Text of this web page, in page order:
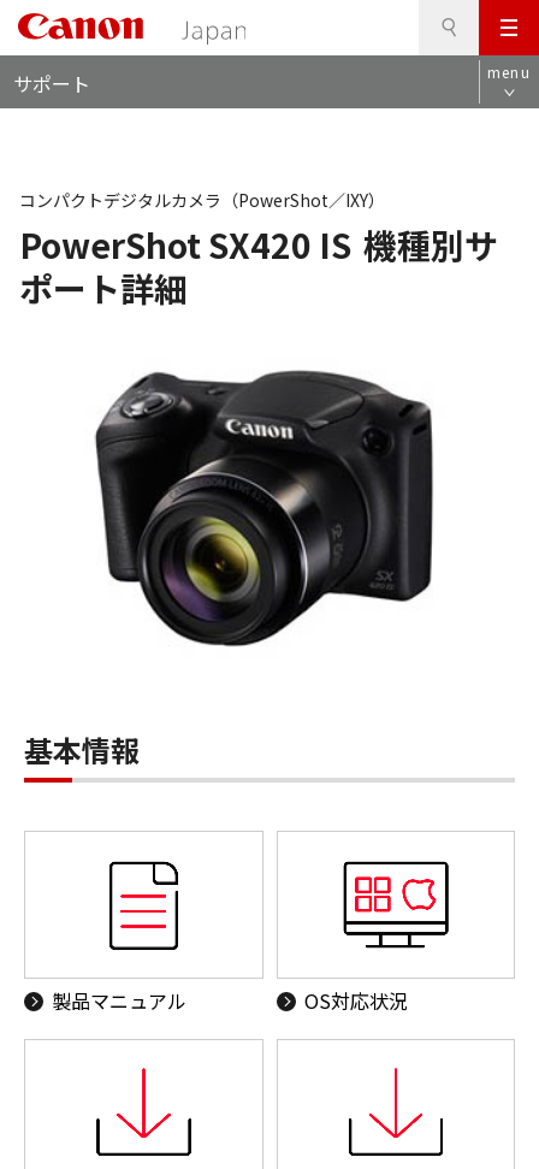
メ
ニ
ュ
サポート menu
PowerShot SX420 IS 機種別サ
ポート詳細
コンパクトデジタルカメラ（PowerShot／IXY）
基本情報
製品マニュアル OS対応状況